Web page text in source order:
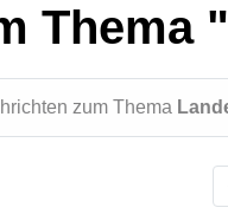
Thema
zum Thema